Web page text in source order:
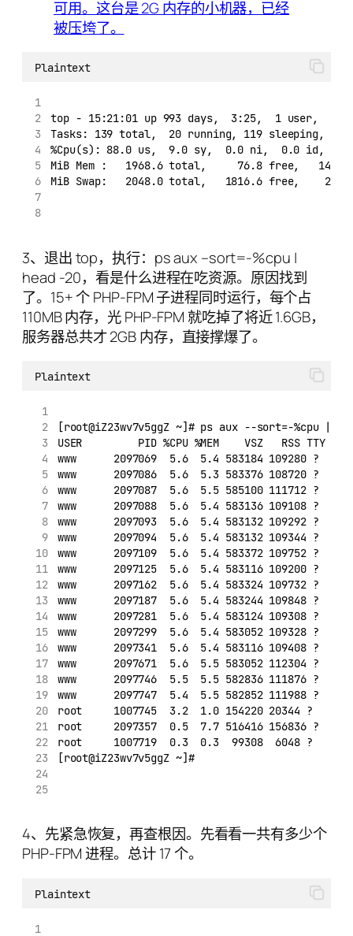
Plaintext
top - 15:21:01 up 993 days,  3:25,  1 user,
Tasks: 139 total,  20 running, 119 sleeping,   0
%Cpu(s): 88.0 us,  9.0 sy,  0.0 ni,  0.0 id,
MiB Mem :   1968.6 total,     76.8 free,
MiB Swap:   2048.0 total,   1816.6 free,
3、退出 top，执行：ps aux –sort=-%cpu |
head -20，看是什么进程在吃资源。原因找到
了。15+ 个 PHP-FPM 子进程同时运行，每个占
110MB 内存，光 PHP-FPM 就吃掉了将近 1.6GB，
服务器总共才 2GB 内存，直接撑爆了。
Plaintext
[root@iZ23wv7v5ggZ ~]# ps aux --sort=-%cpu |
USER         PID %CPU %MEM    VSZ   RSS TTY
www      2097069  5.6  5.4 583184 109280 ?
www      2097086  5.6  5.3 583376 108720 ?
www      2097087  5.6  5.5 585100 111712 ?
www      2097088  5.6  5.4 583136 109108 ?
www      2097093  5.6  5.4 583132 109292 ?
www      2097094  5.6  5.4 583132 109344 ?
www      2097109  5.6  5.4 583372 109752 ?
www      2097125  5.6  5.4 583116 109200 ?
www      2097162  5.6  5.4 583324 109732 ?
www      2097187  5.6  5.4 583244 109848 ?
www      2097281  5.6  5.4 583124 109308 ?
www      2097299  5.6  5.4 583052 109328 ?
www      2097341  5.6  5.4 583116 109408 ?
www      2097671  5.6  5.5 583052 112304 ?
www      2097746  5.5  5.5 582836 111876 ?
www      2097747  5.4  5.5 582852 111988 ?
root     1007745  3.2  1.0 154220 20344 ?
root     2097357  0.5  7.7 516416 156836 ?
root     1007719  0.3  0.3  99308  6048 ?
[root@iZ23wv7v5ggZ ~]#
4、先紧急恢复，再查根因。先看看一共有多少个
PHP-FPM 进程。总计 17 个。
Plaintext